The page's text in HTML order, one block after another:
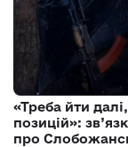
«Треба йти
позицій»:
про